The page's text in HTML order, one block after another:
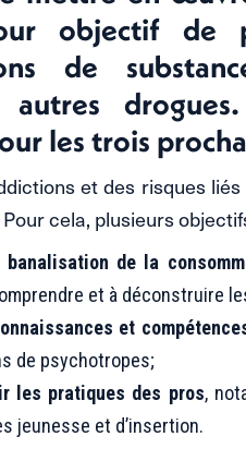
objectif de
de
autres
les trois
et des risques
cela, plusieurs
de la
et à déconstruire
et
de psychotropes;
les pratiques des pros,
jeunesse et d’insertion.